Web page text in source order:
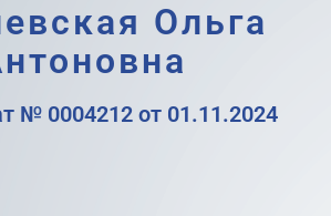
Ольга
№ 0004212 от 01.11.2024